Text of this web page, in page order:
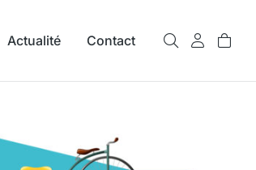
Actualité Contact